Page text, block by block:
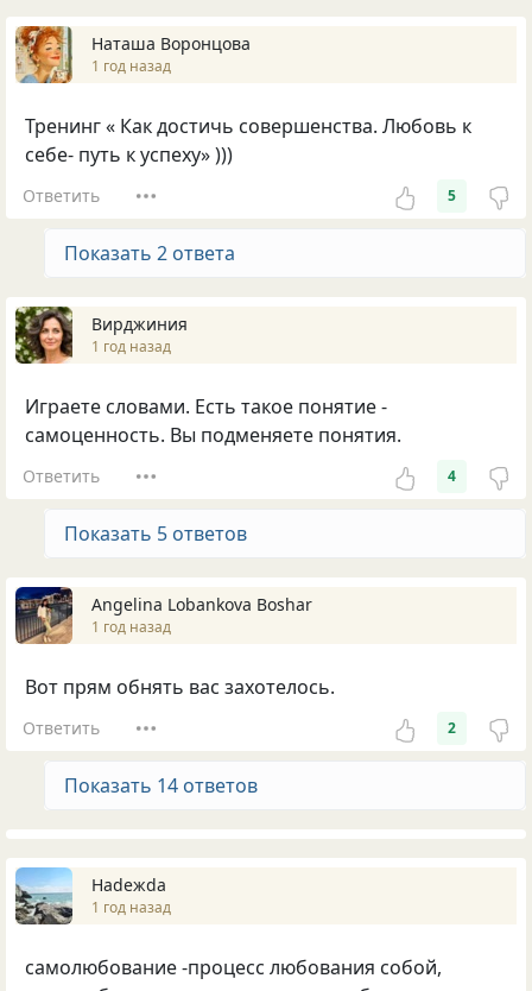
Наташа Воронцова
1 год назад
Тренинг « Как достичь совершенства. Любовь к
себе- путь к успеху» )))
Ответить 5
Показать 2 ответа
Вирджиния
1 год назад
Играете словами. Есть такое понятие -
самоценность. Вы подменяете понятия.
Ответить 4
Показать 5 ответов
Angelina Lobankova Boshar
1 год назад
Вот прям обнять вас захотелось.
Ответить 2
Показать 14 ответов
Нadeжda
1 год назад
самолюбование -процесс любования собой,